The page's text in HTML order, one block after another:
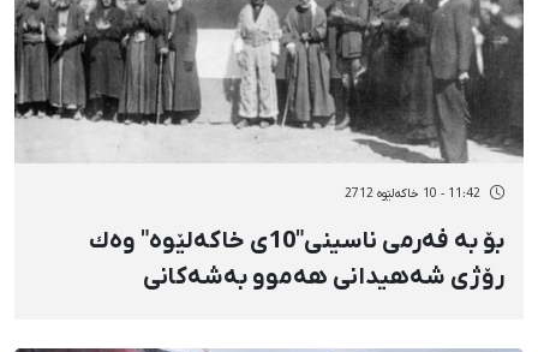
11:42 - 10 خاکەلێوه 2712
بۆ بە فەرمی ناسینی"10ی خاكەلێوە" وەك
رۆژی شەهیدانی هەموو بەشەكانی